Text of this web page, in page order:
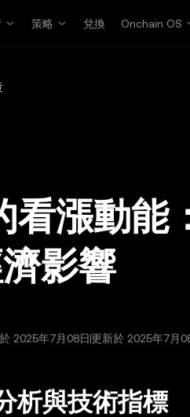
策略 兌換 Onchain OS
看漲動能
影響
2025年7月08日更新於 2025年7月
析與技術指標